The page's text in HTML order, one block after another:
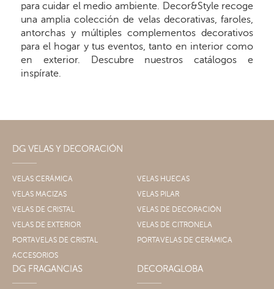
para cuidar el medio ambiente. Decor&Style recoge
una amplia colección de velas decorativas, faroles,
antorchas y múltiples complementos decorativos
para el hogar y tus eventos, tanto en interior como
en exterior. Descubre nuestros catálogos e
inspírate.
DG VELAS Y DECORACIÓN
VELAS CERÁMICA
VELAS HUECAS
VELAS MACIZAS
VELAS PILAR
VELAS DE CRISTAL
VELAS DE DECORACIÓN
VELAS DE EXTERIOR
VELAS DE CITRONELA
PORTAVELAS DE CRISTAL
PORTAVELAS DE CERÁMICA
ACCESORIOS
DG FRAGANCIAS DECORAGLOBA